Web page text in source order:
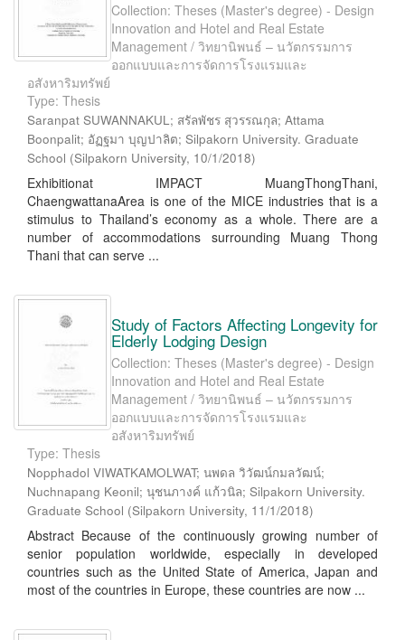
Collection: Theses (Master's degree) - Design
Innovation and Hotel and Real Estate
Management / วิทยานิพนธ์ – นวัตกรรมการ
ออกแบบและการจัดการโรงแรมและ
อสังหาริมทรัพย์
Type: Thesis
Saranpat SUWANNAKUL; สรัลพัชร สุวรรณกุล; Attama
Boonpalit; อัฏฐมา บุญปาลิต; Silpakorn University. Graduate
School (Silpakorn University, 10/1/2018)
Exhibitionat IMPACT MuangThongThani,
ChaengwattanaArea is one of the MICE industries that is a
stimulus to Thailand’s economy as a whole. There are a
number of accommodations surrounding Muang Thong
Thani that can serve ...
Study of Factors Affecting Longevity for
Elderly Lodging Design
Collection: Theses (Master's degree) - Design
Innovation and Hotel and Real Estate
Management / วิทยานิพนธ์ – นวัตกรรมการ
ออกแบบและการจัดการโรงแรมและ
อสังหาริมทรัพย์
Type: Thesis
Nopphadol VIWATKAMOLWAT; นพดล วิวัฒน์กมลวัฒน์;
Nuchnapang Keonil; นุชนภางค์ แก้วนิล; Silpakorn University.
Graduate School (Silpakorn University, 11/1/2018)
Abstract Because of the continuously growing number of
senior population worldwide, especially in developed
countries such as the United State of America, Japan and
most of the countries in Europe, these countries are now ...